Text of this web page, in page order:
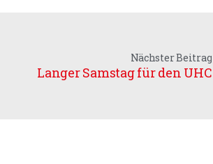
Nächster Beitrag
Langer Samstag für den UHC